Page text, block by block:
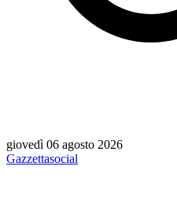
giovedì 06 agosto 2026
Gazzettasocial